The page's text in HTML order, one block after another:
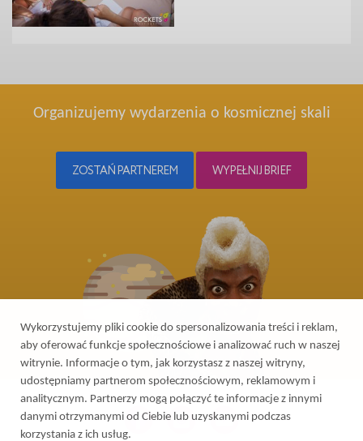
Organizujemy wydarzenia o kosmicznej skali
ZOSTAŃ PARTNEREM WYPEŁNIJ BRIEF
Wykorzystujemy pliki cookie do spersonalizowania treści i reklam,
aby oferować funkcje społecznościowe i analizować ruch w naszej
witrynie. Informacje o tym, jak korzystasz z naszej witryny,
udostępniamy partnerom społecznościowym, reklamowym i
analitycznym. Partnerzy mogą połączyć te informacje z innymi
danymi otrzymanymi od Ciebie lub uzyskanymi podczas
korzystania z ich usług.